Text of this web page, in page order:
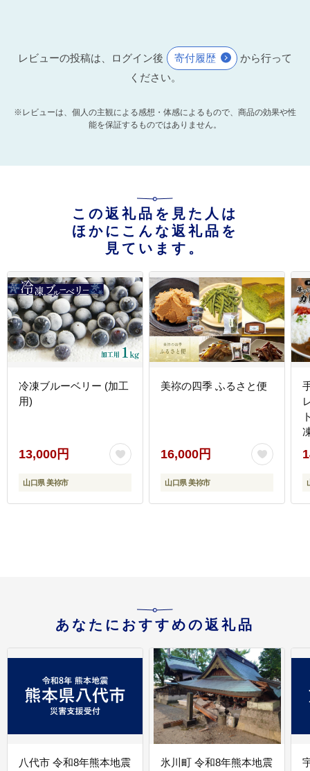
レビューの投稿は、ログイン後 寄付履歴
から行って
ください。
※レビューは、個人の主観による感想・体感によるもので、商品の効果や性
能を保証するものではありません。
この返礼品を見た人は
ほかにこんな返礼品を
見ています。
冷凍ブルーベリー (加工
用)
13,000円
山口県 美祢市
美祢の四季 ふるさと便
16,000円
山口県 美祢市
あなたにおすすめの返礼品
八代市 令和8年熊本地震
氷川町 令和8年熊本地震